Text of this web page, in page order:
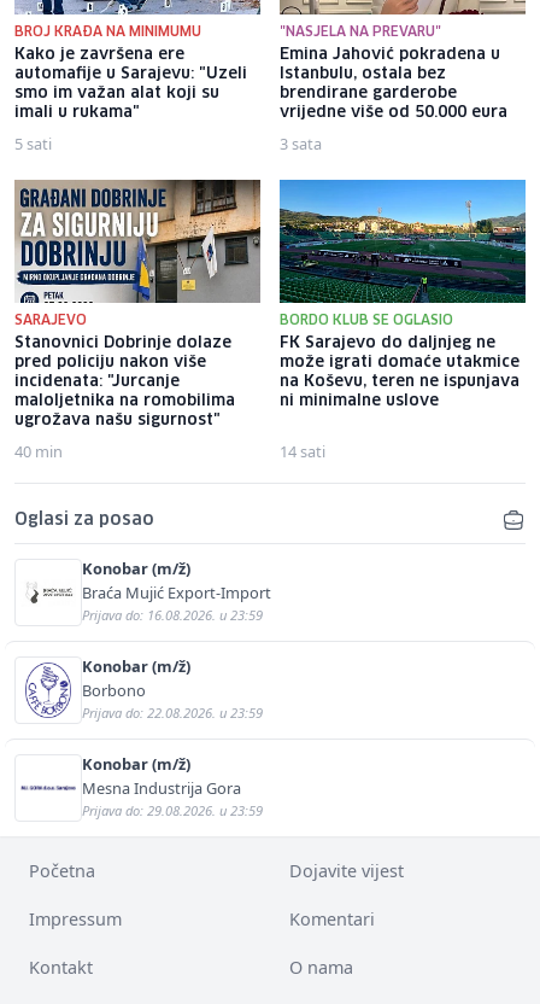
BROJ KRAĐA NA MINIMUMU
Kako je završena ere
automafije u Sarajevu: "Uzeli
smo im važan alat koji su
imali u rukama"
5 sati
"NASJELA NA PREVARU"
Emina Jahović pokradena u
Istanbulu, ostala bez
brendirane garderobe
vrijedne više od 50.000 eura
3 sata
SARAJEVO
Stanovnici Dobrinje dolaze
pred policiju nakon više
incidenata: "Jurcanje
maloljetnika na romobilima
ugrožava našu sigurnost"
40 min
BORDO KLUB SE OGLASIO
FK Sarajevo do daljnjeg ne
može igrati domaće utakmice
na Koševu, teren ne ispunjava
ni minimalne uslove
14 sati
Oglasi za posao
Konobar (m/ž)
Braća Mujić Export-Import
Prijava do: 16.08.2026. u 23:59
Konobar (m/ž)
Borbono
Prijava do: 22.08.2026. u 23:59
Konobar (m/ž)
Mesna Industrija Gora
Prijava do: 29.08.2026. u 23:59
Početna Dojavite vijest
Impressum Komentari
Kontakt O nama